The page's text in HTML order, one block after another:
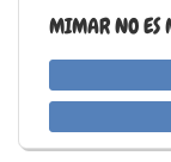
MIMAR NO ES